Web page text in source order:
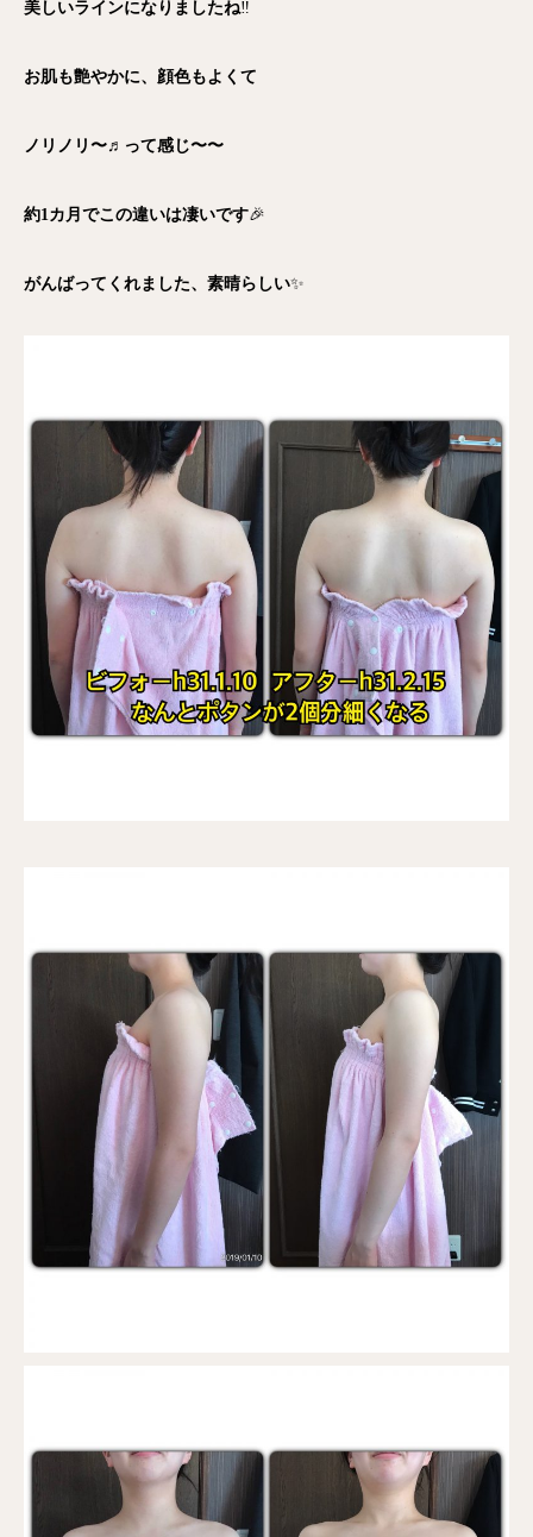
美しいラインになりましたね‼️
お肌も艶やかに、顔色もよくて
ノリノリ〜♬って感じ〜〜
約1カ月でこの違いは凄いです🎉
がんばってくれました、素晴らしい✨